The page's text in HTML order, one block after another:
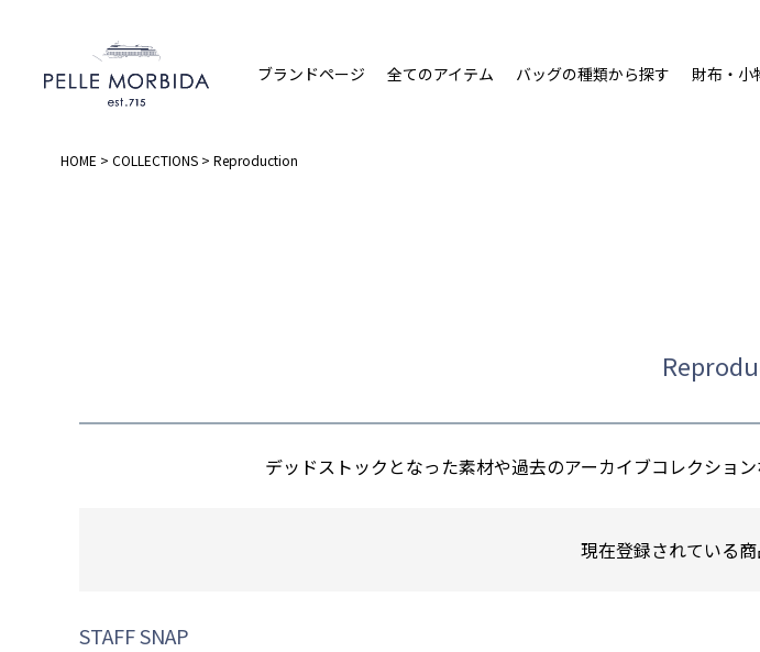
ブランドページ 全てのアイテム バッグの種類から探す 財布・小
HOME COLLECTIONS Reproduction
デッドストックとなった素材や過去のアーカイブコレクショ
現在登録されている商
STAFF SNAP